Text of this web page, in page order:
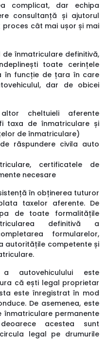
complicat, dar echipa
consultanță și ajutorul
cât mai ușor și mai
înmatriculare definitivă,
toate cerințele
în funcție de țara în care
dar de obicei
cheltuieli aferente
taxa de înmatriculare și
de înmatriculare)
răspundere civila auto
certificatele de
necesare
în obținerea tuturor
taxelor aferente. De
de toate formalitățile
definitivă a
formularelor,
autoritățile competente și
a autovehiculului este
că ești legal proprietar
este înregistrat în mod
De asemenea, este
înmatriculare permanente
acestea sunt
legal pe drumurile